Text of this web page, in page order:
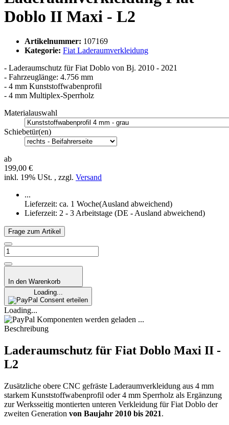
Doblo II Maxi - L2
Artikelnummer: 107169
Kategorie: Fiat Laderaumverkleidung
- Laderaumschutz für Fiat Doblo von Bj. 2010 - 2021
- Fahrzeuglänge: 4.756 mm
- 4 mm Kunststoffwabenprofil
- 4 mm Multiplex-Sperrholz
Materialauswahl
Schiebetür(en)
ab
199,00 €
inkl. 19% USt. , zzgl. Versand
...
Lieferzeit: ca. 1 Woche(Ausland abweichend)
Lieferzeit: 2 - 3 Arbeitstage (DE - Ausland abweichend)
Frage zum Artikel
In den Warenkorb
Loading...
Consent erteilen
Loading...
Komponenten werden geladen ...
Beschreibung
Laderaumschutz für Fiat Doblo Maxi II -
L2
Zusätzliche obere CNC gefräste Laderaumverkleidung aus 4 mm
starkem Kunststoffwabenprofil oder 4 mm Sperrholz als Ergänzung
zur Werksseitig montierten unteren Verkleidung für Fiat Doblo der
zweiten Generation von Baujahr 2010 bis 2021.